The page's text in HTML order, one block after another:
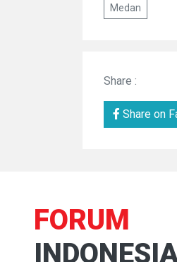
Medan
Share :
Share on
FORUM